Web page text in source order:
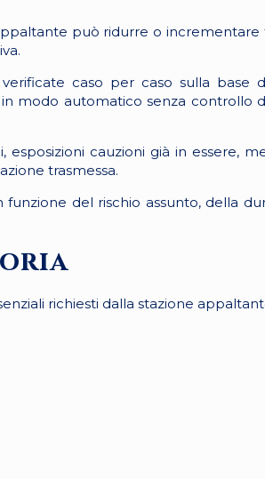
può ridurre o incrementare
caso per caso sulla base
modo automatico senza controllo
cauzioni già in essere,
trasmessa.
del rischio assunto, della
richiesti dalla stazione